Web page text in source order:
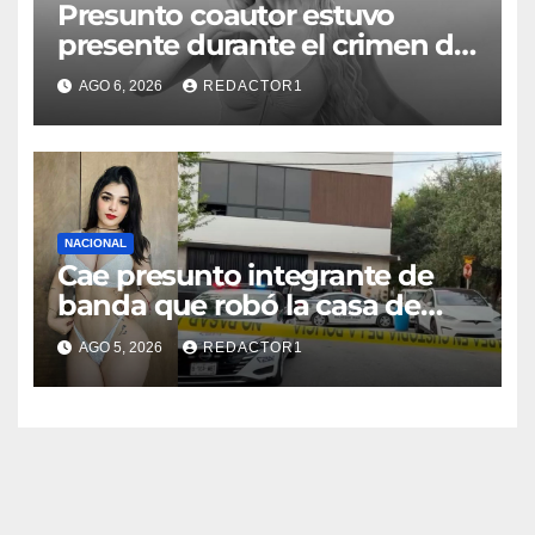
Presunto coautor estuvo
presente durante el crimen de
Valeria Márquez: Fiscalía
AGO 6, 2026 REDACTOR1
NACIONAL
Cae presunto integrante de
banda que robó la casa de
Karely Ruiz
AGO 5, 2026 REDACTOR1